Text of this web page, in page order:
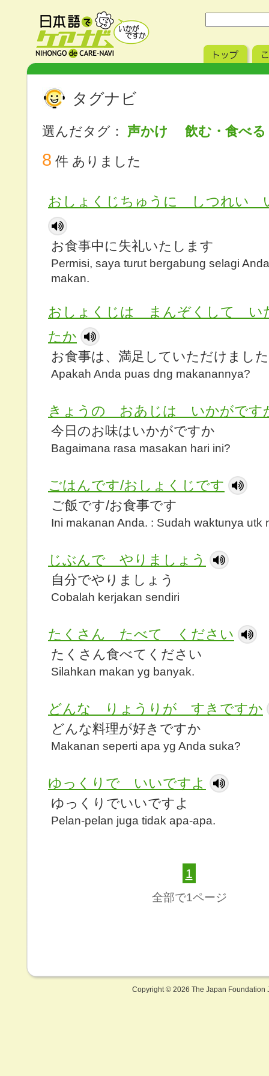
タグナビ
選んだタグ： 声かけ 飲む・食べ
8 件 ありました
おしょくじちゅうに しつれい
お食事中に失礼いたします
Permisi, saya turut bergabung selagi
makan.
おしょくじは まんぞくして い
たか
お食事は、満足していただけまし
Apakah Anda puas dng makanannya?
きょうの おあじは いかがです
今日のお味はいかがですか
Bagaimana rasa masakan hari ini?
ごはんです/おしょくじです
ご飯です/お食事です
Ini makanan Anda. : Sudah waktunya utk
じぶんで やりましょう
自分でやりましょう
Cobalah kerjakan sendiri
たくさん たべて ください
たくさん食べてください
Silahkan makan yg banyak.
どんな りょうりが すきですか
どんな料理が好きですか
Makanan seperti apa yg Anda suka?
ゆっくりで いいですよ
ゆっくりでいいですよ
Pelan-pelan juga tidak apa-apa.
1
全部で1ページ
Copyright © 2026 The Japan Foundation